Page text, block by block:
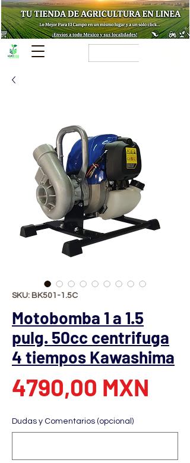
SKU: BK501-1.5C
Motobomba 1 a 1.5
pulg. 50cc centrifuga
4 tiempos Kawashima
4790,00 MXN
Dudas y Comentarios (opcional)